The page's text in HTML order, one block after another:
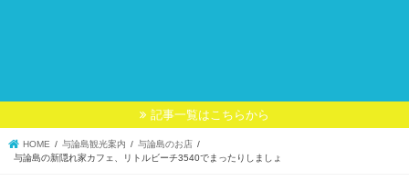
記事一覧はこちらから
HOME 与論島観光案内
与論島のお店
与論島の新隠れ家カフェ、リトルビーチ3540でまったりしましょ